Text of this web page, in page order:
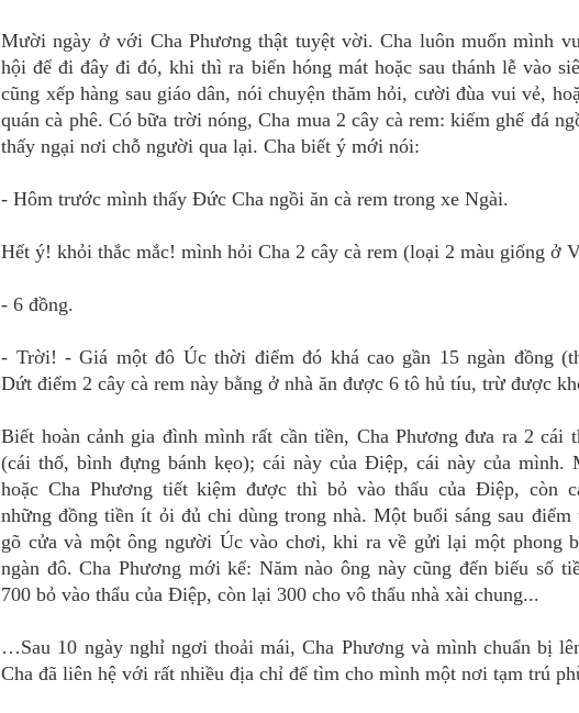
Mười ngày ở với Cha Phương thật tuyệt vời. Cha luôn muốn mình
hội để đi đây đi đó, khi thì ra biển hóng mát hoặc sau thánh lễ vào
cũng xếp hàng sau giáo dân, nói chuyện thăm hỏi, cười đùa vui vẻ,
quán cà phê. Có bữa trời nóng, Cha mua 2 cây cà rem: kiếm ghế đá
thấy ngại nơi chỗ người qua lại. Cha biết ý mới nói:
- Hôm trước mình thấy Đức Cha ngồi ăn cà rem trong xe Ngài.
Hết ý! khỏi thắc mắc! mình hỏi Cha 2 cây cà rem (loại 2 màu giống ở
- 6 đồng.
- Trời! - Giá một đô Úc thời điểm đó khá cao gần 15 ngàn đồng
Dứt điểm 2 cây cà rem này bằng ở nhà ăn được 6 tô hủ tíu, trừ được
Biết hoàn cảnh gia đình mình rất cần tiền, Cha Phương đưa ra 2 cái
(cái thố, bình đựng bánh kẹo); cái này của Điệp, cái này của mình.
hoặc Cha Phương tiết kiệm được thì bỏ vào thẩu của Điệp, còn
những đồng tiền ít ỏi đủ chi dùng trong nhà. Một buổi sáng sau điểm
gõ cửa và một ông người Úc vào chơi, khi ra về gửi lại một phong
ngàn đô. Cha Phương mới kể: Năm nào ông này cũng đến biếu số
700 bỏ vào thẩu của Điệp, còn lại 300 cho vô thẩu nhà xài chung...
…Sau 10 ngày nghỉ ngơi thoải mái, Cha Phương và mình chuẩn bị
Cha đã liên hệ với rất nhiều địa chỉ để tìm cho mình một nơi tạm trú